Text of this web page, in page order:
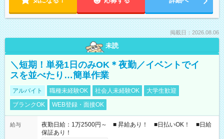
掲載日：2026.08.06
未読
＼短期！単発1日のみOK＊夜勤／イベントでイ
スを並べたり…簡単作業
アルバイト 職種未経験OK 社会人未経験OK
大学生歓迎
ブランクOK
WEB登録・面接OK
給与
夜勤日給：1万2500円～ ■ 昇給あり！ ■日払いOK！ ■日給
保証あり！